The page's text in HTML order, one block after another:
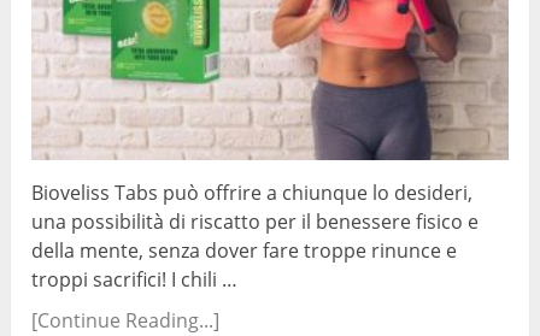
Bioveliss Tabs può offrire a chiunque lo desideri,
una possibilità di riscatto per il benessere fisico e
della mente, senza dover fare troppe rinunce e
troppi sacrifici! I chili …
[Continue Reading...]